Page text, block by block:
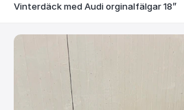
Vinterdäck med Audi orginalfälgar 18”